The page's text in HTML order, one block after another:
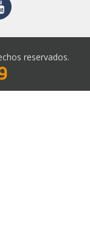
reservados.